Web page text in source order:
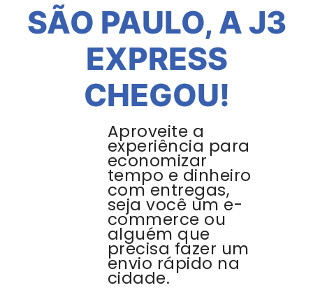
SÃO PAULO, A J3
EXPRESS
CHEGOU!
Aproveite a
experiência para
economizar
tempo e dinheiro
com entregas,
seja você um e-
commerce ou
alguém que
precisa fazer um
envio rápido na
cidade.